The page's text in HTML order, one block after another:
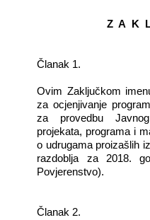
Z A K
Članak 1.
Ovim Zaključkom
za ocjenjivanje
za provedbu
projekata, programa i
o udrugama proizašlih
razdoblja za 2018.
Povjerenstvo).
Članak 2.